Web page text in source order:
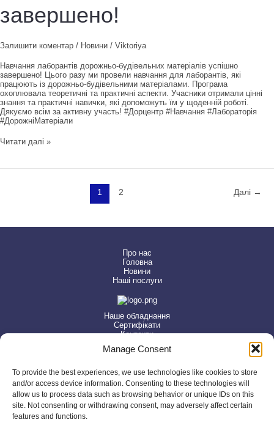
Manage Consent
To provide the best experiences, we use technologies like cookies to store
and/or access device information. Consenting to these technologies will
allow us to process data such as browsing behavior or unique IDs on this
site. Not consenting or withdrawing consent, may adversely affect certain
features and functions.
завершено!
Залишити коментар / Новини / Viktoriya
Навчання лаборантів дорожньо-будівельних матеріалів успішно
завершено! Цього разу ми провели навчання для лаборантів, які
працюють із дорожньо-будівельними матеріалами. Програма
охоплювала теоретичні та практичні аспекти. Учасники отримали цінні
знання та практичні навички, які допоможуть їм у щоденній роботі.
Дякуємо всім за активну участь! #Дорцентр #Навчання #Лабораторія
#ДорожніМатеріали
Навчання
будівельних
Читати далі »
1 2 Далі →
Про нас
Головна
Новини
Наші послуги
Наше обладнання
Сертифікати
Контакти
Контакти
м. Київ, вул. Каунаська,3
dortsentr@ukr.net